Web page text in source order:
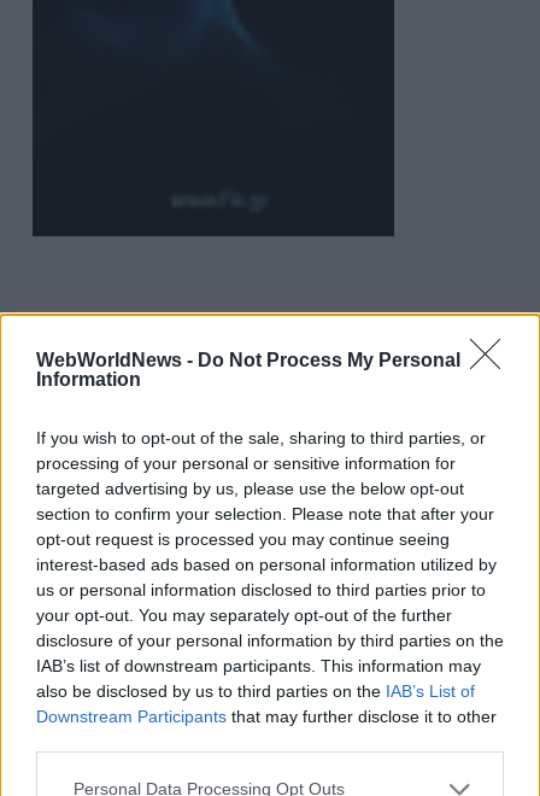
WebWorldNews - Do Not Process My Personal
Information
If you wish to opt-out of the sale, sharing to third parties, or
processing of your personal or sensitive information for
targeted advertising by us, please use the below opt-out
section to confirm your selection. Please note that after your
opt-out request is processed you may continue seeing
interest-based ads based on personal information utilized by
us or personal information disclosed to third parties prior to
your opt-out. You may separately opt-out of the further
disclosure of your personal information by third parties on the
IAB’s list of downstream participants. This information may
also be disclosed by us to third parties on the IAB’s List of
Downstream Participants that may further disclose it to other
Personal Data Processing Opt Outs
Εγγραφή στο WWN Weekly
Το εβδομαδιαίο newsletter με τα κορυφαία νέα του
Εγγραφή
Θα λάβετε email επιβεβαίωσης (double opt-in). Διαγραφή όποτε
θέλετε.